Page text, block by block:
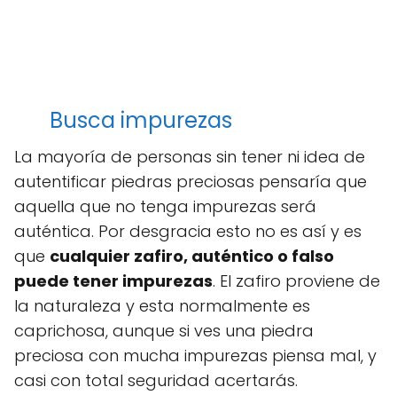
Busca impurezas
La mayoría de personas sin tener ni idea de
autentificar piedras preciosas pensaría que
aquella que no tenga impurezas será
auténtica. Por desgracia esto no es así y es
que cualquier zafiro, auténtico o falso
puede tener impurezas. El zafiro proviene de
la naturaleza y esta normalmente es
caprichosa, aunque si ves una piedra
preciosa con mucha impurezas piensa mal, y
casi con total seguridad acertarás.